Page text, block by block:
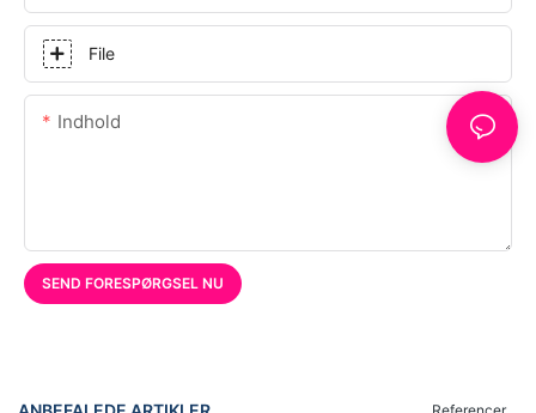
File
Indhold
SEND FORESPØRGSEL NU